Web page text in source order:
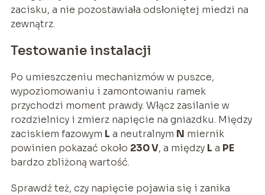
zacisku, a nie pozostawiała odsłoniętej miedzi na
zewnątrz.
Testowanie instalacji
Po umieszczeniu mechanizmów w puszce,
wypoziomowaniu i zamontowaniu ramek
przychodzi moment prawdy. Włącz zasilanie w
rozdzielnicy i zmierz napięcie na gniazdku. Między
zaciskiem fazowym L a neutralnym N miernik
powinien pokazać około 230 V, a między L a PE
bardzo zbliżoną wartość.
Sprawdź też, czy napięcie pojawia się i zanika